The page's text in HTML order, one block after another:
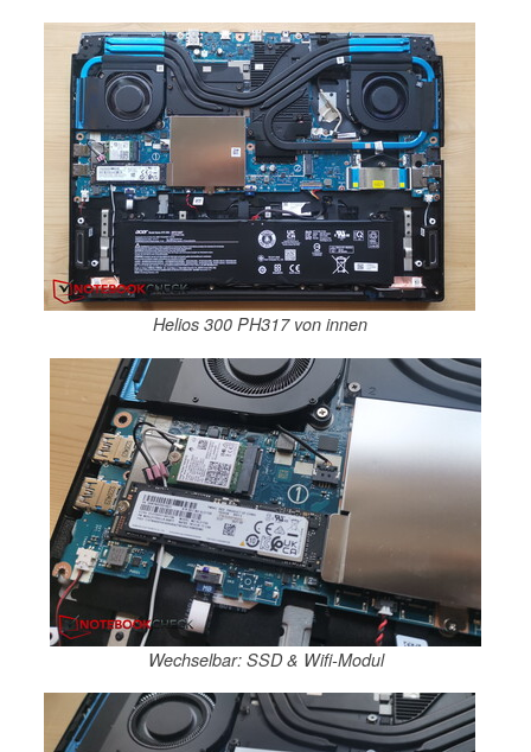
Helios 300 PH317 von innen
Wechselbar: SSD & Wifi-Modul